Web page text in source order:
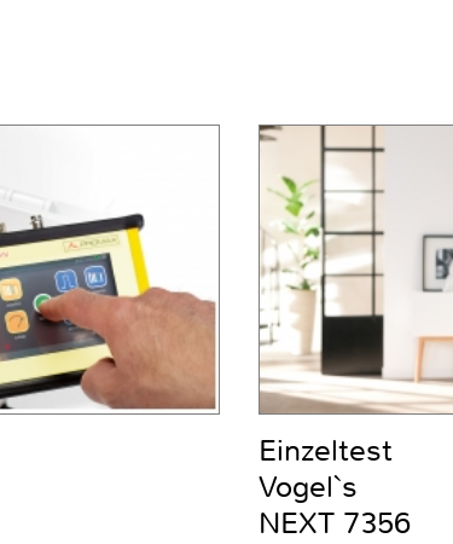
Einzeltest
Vogel`s
NEXT 7356